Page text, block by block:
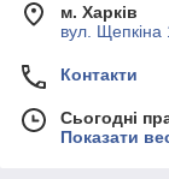
м. Харків
вул. Щепкіна
Контакти
Сьогодні
Показати